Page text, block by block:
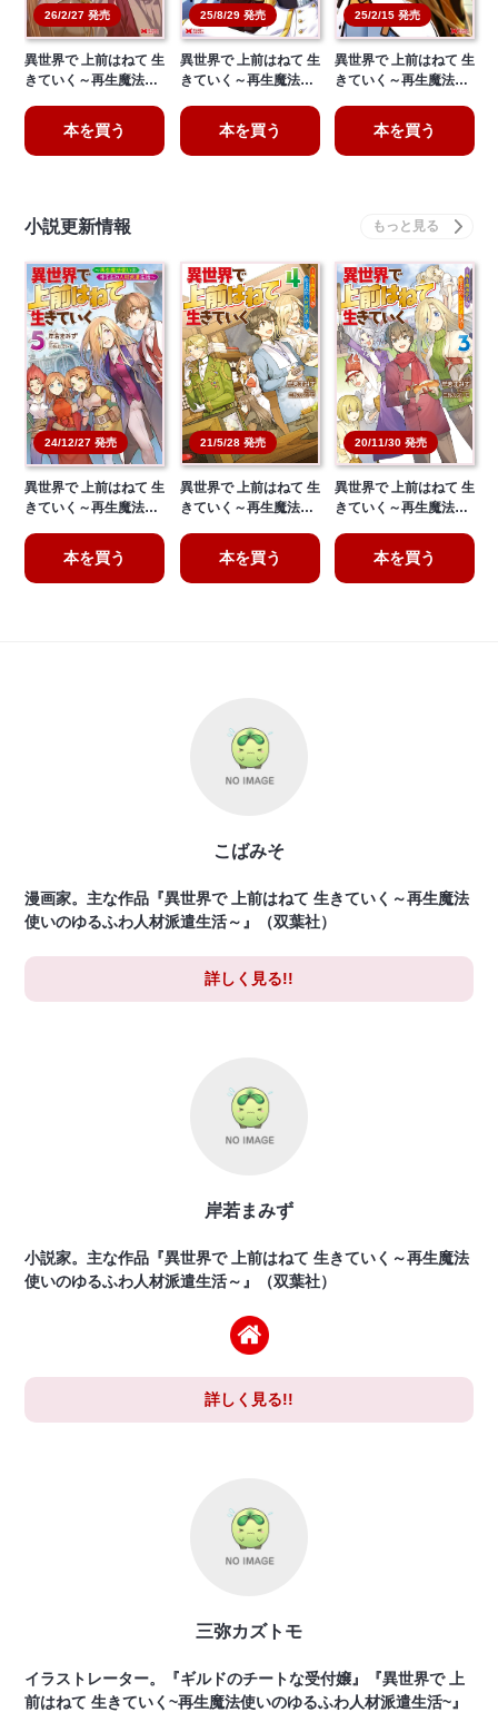
26/2/27 発売
異世界で 上前はねて 生
きていく～再生魔法…
本を買う
25/8/29 発売
異世界で 上前はねて 生
きていく～再生魔法…
本を買う
25/2/15 発売
異世界で 上前はねて 生
きていく～再生魔法…
本を買う
小説更新情報
24/12/27 発売
異世界で 上前はねて 生
きていく～再生魔法…
本を買う
21/5/28 発売
異世界で 上前はねて 生
きていく～再生魔法…
本を買う
20/11/30 発売
異世界で 上前はねて 生
きていく～再生魔法…
本を買う
こばみそ
漫画家。主な作品『異世界で 上前はねて 生きていく～再生魔法
使いのゆるふわ人材派遣生活～』（双葉社）
詳しく見る!!
岸若まみず
小説家。主な作品『異世界で 上前はねて 生きていく～再生魔法
使いのゆるふわ人材派遣生活～』（双葉社）
詳しく見る!!
三弥カズトモ
イラストレーター。『ギルドのチートな受付嬢』『異世界で 上
前はねて 生きていく~再生魔法使いのゆるふわ人材派遣生活~』